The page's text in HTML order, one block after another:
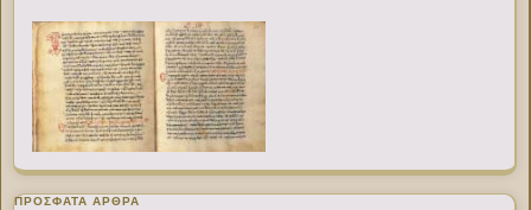
ΠΡΌΣΦΑΤΑ ΆΡΘΡΑ